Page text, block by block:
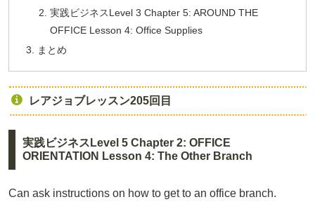
実践ビジネスLevel 3 Chapter 5: AROUND THE
OFFICE Lesson 4: Office Supplies
まとめ
レアジョブレッスン205回目
実践ビジネスLevel 5 Chapter 2: OFFICE
ORIENTATION Lesson 4: The Other Branch
Can ask instructions on how to get to an office branch.